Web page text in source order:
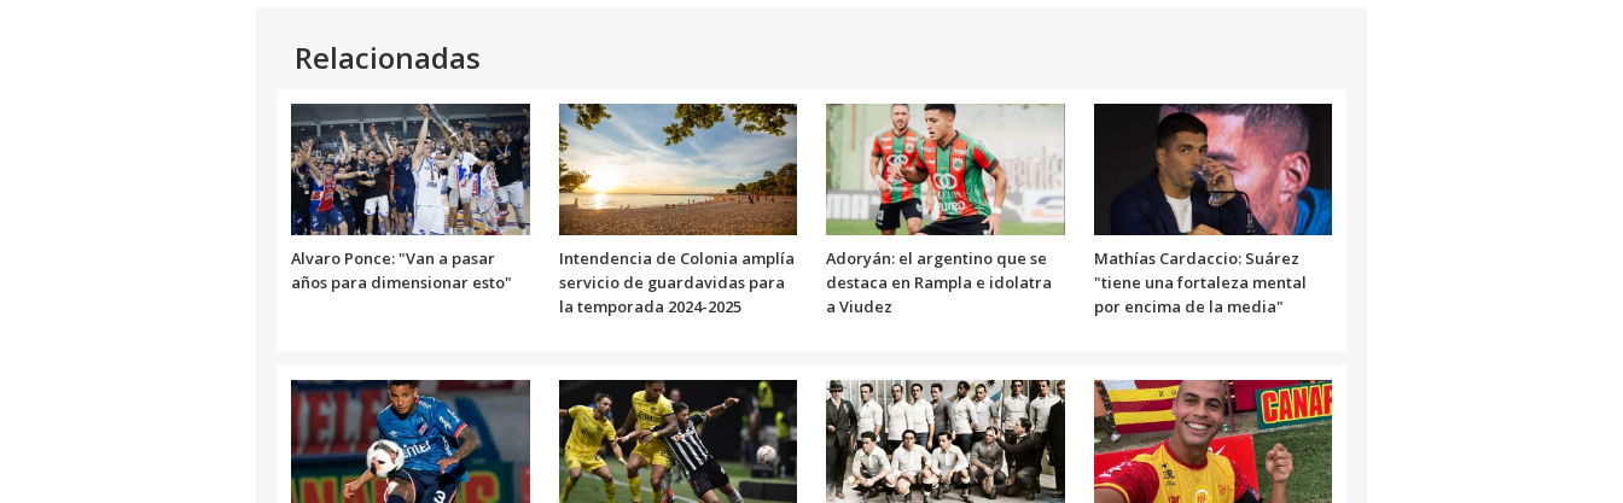
aumentar
o
disminuir
el
volumen.
Relacionadas
Alvaro Ponce: "Van a pasar
años para dimensionar esto"
Intendencia de Colonia amplía
servicio de guardavidas para
la temporada 2024-2025
Adoryán: el argentino que se
destaca en Rampla e idolatra
a Viudez
Mathías Cardaccio: Suárez
"tiene una fortaleza mental
por encima de la media"